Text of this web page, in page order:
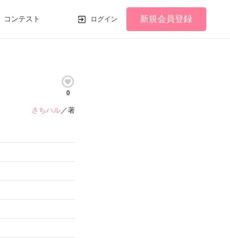
コンテスト ログイン 新規会員登録
0
さちハル／著